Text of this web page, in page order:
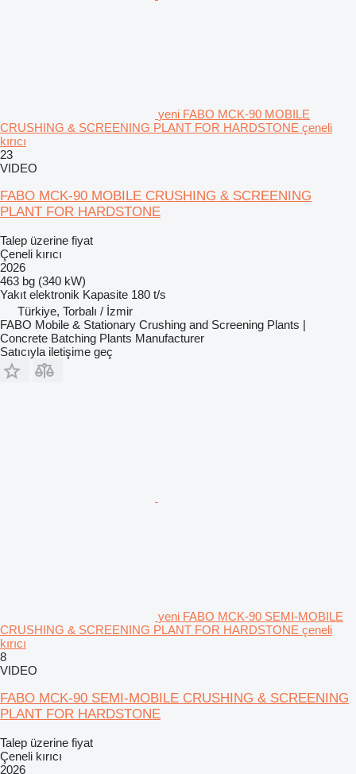
yeni FABO MCK-90 MOBILE
CRUSHING & SCREENING PLANT FOR HARDSTONE çeneli
kırıcı
23
VIDEO
FABO MCK-90 MOBILE CRUSHING & SCREENING
PLANT FOR HARDSTONE
Talep üzerine fiyat
Çeneli kırıcı
2026
463 bg (340 kW)
Yakıt elektronik Kapasite 180 t/s
Türkiye, Torbalı / İzmir
FABO Mobile & Stationary Crushing and Screening Plants |
Concrete Batching Plants Manufacturer
Satıcıyla iletişime geç
yeni FABO MCK-90 SEMI-MOBILE
CRUSHING & SCREENING PLANT FOR HARDSTONE çeneli
kırıcı
8
VIDEO
FABO MCK-90 SEMI-MOBILE CRUSHING & SCREENING
PLANT FOR HARDSTONE
Talep üzerine fiyat
Çeneli kırıcı
2026